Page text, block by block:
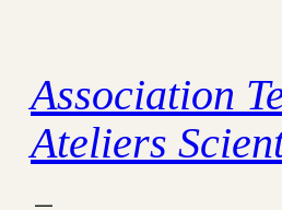
contenu
Association
Ateliers